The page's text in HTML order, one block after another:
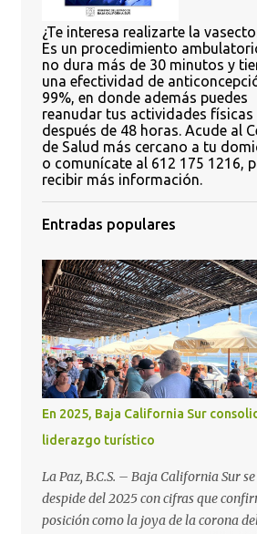
¿Te interesa realizarte la
Es un procedimiento
no dura más de 30 minutos y
una efectividad de
99%, en donde además puedes
reanudar tus actividades físicas
después de 48 horas. Acude al
de Salud más cercano a tu
o comunícate al 612 175 1216,
recibir más información.
Entradas populares
En 2025, Baja California Sur
liderazgo turístico
La Paz, B.C.S. – Baja California Sur se
despide del 2025 con cifras que
posición como la joya de la corona